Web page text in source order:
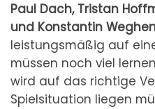
Paul Dach, Tristan
und Konstantin
leistungsmäßig auf
müssen noch viel
wird auf das richtige
Spielsituation liegen